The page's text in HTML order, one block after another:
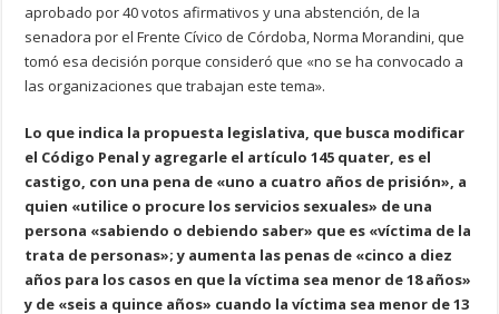
aprobado por 40 votos afirmativos y una abstención, de la
senadora por el Frente Cívico de Córdoba, Norma Morandini, que
tomó esa decisión porque consideró que «no se ha convocado a
las organizaciones que trabajan este tema».
Lo que indica la propuesta legislativa, que busca modificar
el Código Penal y agregarle el artículo 145 quater, es el
castigo, con una pena de «uno a cuatro años de prisión», a
quien «utilice o procure los servicios sexuales» de una
persona «sabiendo o debiendo saber» que es «víctima de la
trata de personas»; y aumenta las penas de «cinco a diez
años para los casos en que la víctima sea menor de 18 años»
y de «seis a quince años» cuando la víctima sea menor de 13